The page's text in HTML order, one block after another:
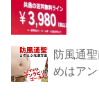
防風通
めはアン